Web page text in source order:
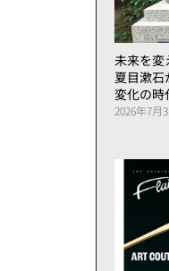
未来を変
夏目漱石
変化の時
2026年7月